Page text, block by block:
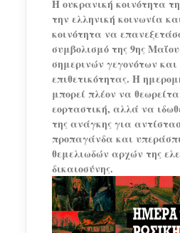
Η ουκρανική κοινότητα
την ελληνική κοινωνία
κοινότητα να
συμβολισμό της 9ης
σημερινών γεγονότων και
επιθετικότητας. Η
μπορεί πλέον να
εορταστική, αλλά να
της ανάγκης για
προπαγάνδα και
θεμελιωδών αρχών της
δικαιοσύνης.